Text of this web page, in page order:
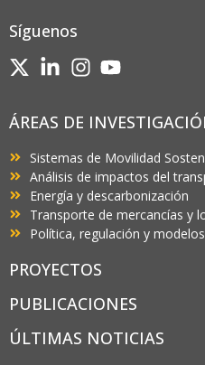
Síguenos
ÁREAS DE
Sistemas de Movilidad
Análisis de impactos del
Energía y descarbonización
Transporte de mercancías y
Política, regulación y
PROYECTOS
PUBLICACIONES
ÚLTIMAS NOTICIAS